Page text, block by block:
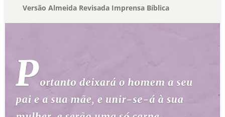
Versão Almeida Revisada Imprensa Bíblica